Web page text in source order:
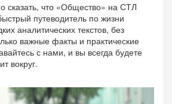
сказать, что «Общество» на СТЛ
путеводитель по жизни
аналитических текстов, без
важные факты и практические
с нами, и вы всегда будете
вокруг.